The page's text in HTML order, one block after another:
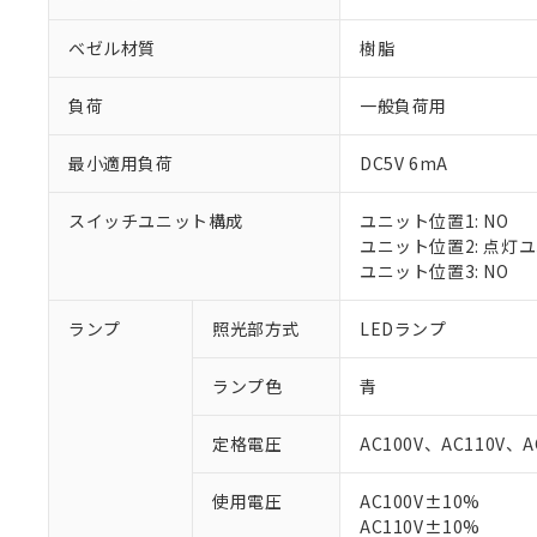
ベゼル材質 樹脂
負荷 一般負荷用
最小適用負荷 DC5V 6mA
スイッチユニット構成
ユニット位置1: NO
ユニット位置2: 点灯
ユニット位置3: NO
ランプ 照光部方式 LEDランプ
ランプ色 青
定格電圧 AC100V、AC110V、
使用電圧
AC100V±10%
AC110V±10%
ご利用条件
※1 対応状況
対応予定なし：
調査・確認中：
非該当品：ライセ
仕入先様の事情に
※1 中国